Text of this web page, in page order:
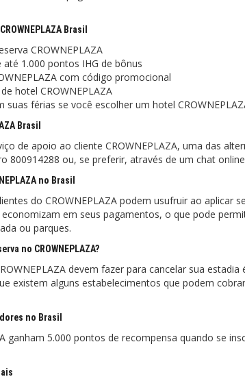
Brasil
CROWNEPLAZA
1.000 pontos IHG de bônus
com código promocional
hotel CROWNEPLAZA
férias se você escolher um hotel
Brasil
de apoio ao cliente CROWNEPLAZA, uma das
800914288 ou, se preferir, através de um chat
no Brasil
do CROWNEPLAZA podem usufruir ao aplicar
em seus pagamentos, o que pode
ou parques.
no CROWNEPLAZA?
devem fazer para cancelar sua
existem alguns estabelecimentos que podem
no Brasil
ganham 5.000 pontos de recompensa quando se